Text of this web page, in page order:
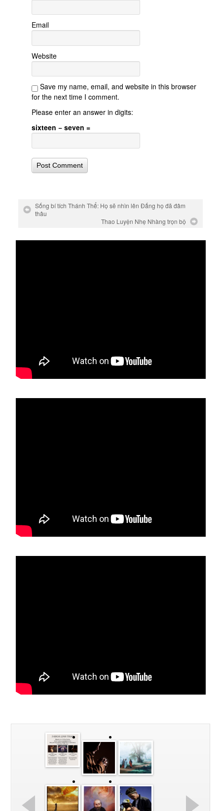
Email
Website
Save my name, email, and website in this browser
for the next time I comment.
Please enter an answer in digits:
sixteen − seven =
Sống bí tích Thánh Thể: Họ sẽ nhìn lên Đấng họ đã đâm
thâu
Thao Luyện Nhẹ Nhàng trọn bộ